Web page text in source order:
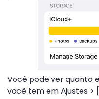
Você pode ver quanto
você tem em Ajustes >